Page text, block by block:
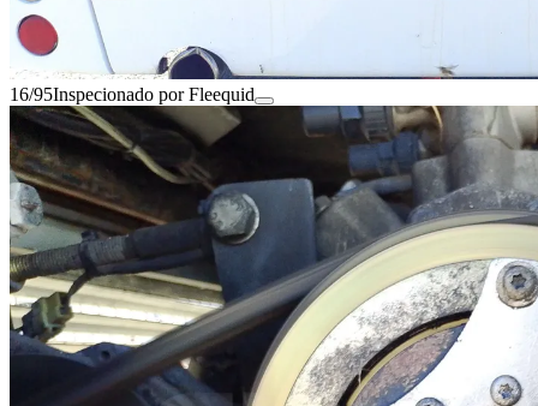
16/95Inspecionado por Fleequid